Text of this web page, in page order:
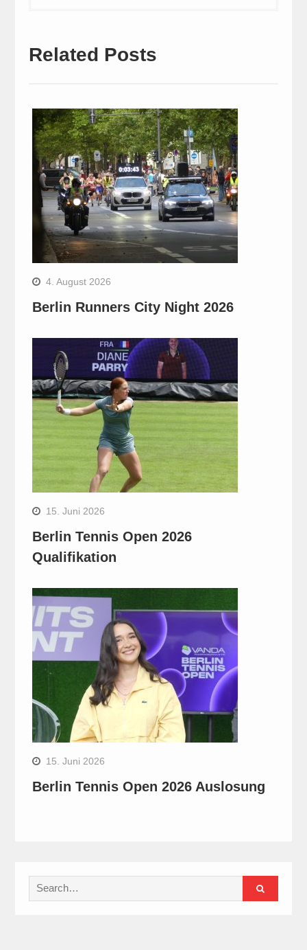
Related Posts
4. August 2026
Berlin Runners City Night 2026
15. Juni 2026
Berlin Tennis Open 2026
Qualifikation
15. Juni 2026
Berlin Tennis Open 2026 Auslosung
Search
for: